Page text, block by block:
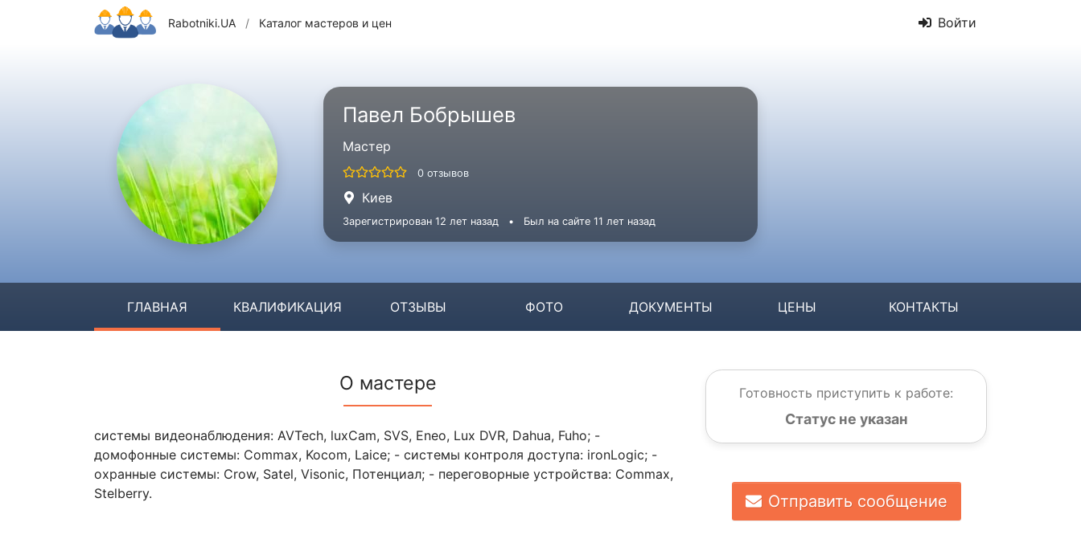
Rabotniki.UA / Каталог мастеров и цен Войти
Павел Бобрышев
Мастер
0 отзывов
Киев
Зарегистрирован 12 лет назад • Был на сайте 11 лет назад
ГЛАВНАЯ КВАЛИФИКАЦИЯ ОТЗЫВЫ ФОТО ДОКУМЕНТЫ ЦЕНЫ КОНТАКТЫ
О мастере
системы видеонаблюдения: AVTech, luxCam, SVS, Eneo, Lux DVR, Dahua, Fuho; -
домофонные системы: Commax, Kocom, Laice; - системы контроля доступа: ironLogic; -
охранные системы: Crow, Satel, Visonic, Потенциал; - переговорные устройства: Commax,
Stelberry.
Готовность приступить к работе:
Статус не указан
Отправить сообщение